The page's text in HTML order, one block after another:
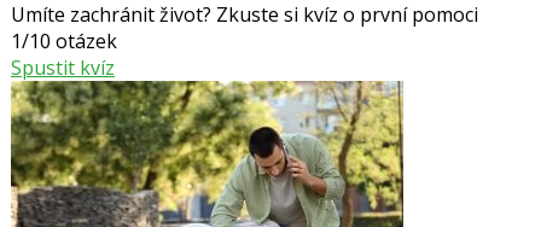
Umíte zachránit život? Zkuste si kvíz o první pomoci
1/10 otázek
Spustit kvíz